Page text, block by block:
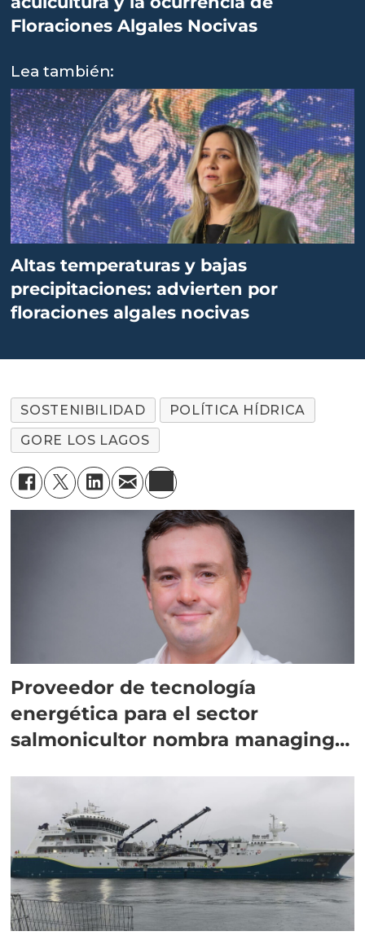
Floraciones Algales Nocivas
Lea también:
Altas temperaturas y bajas
precipitaciones: advierten por
floraciones algales nocivas
SOSTENIBILIDAD
POLÍTICA HÍDRICA
GORE LOS LAGOS
Proveedor de tecnología
energética para el sector
salmonicultor nombra managing